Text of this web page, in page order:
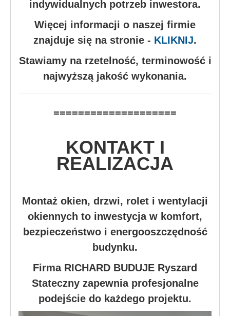
indywidualnych potrzeb inwestora.
Więcej informacji o naszej firmie
znajduje się na stronie - KLIKNIJ.
Stawiamy na rzetelność, terminowość i
najwyższą jakość wykonania.
====================
KONTAKT I
REALIZACJA
Montaż okien, drzwi, rolet i wentylacji
okiennych to inwestycja w komfort,
bezpieczeństwo i energooszczędność
budynku.
Firma RICHARD BUDUJE Ryszard
Stateczny zapewnia profesjonalne
podejście do każdego projektu.